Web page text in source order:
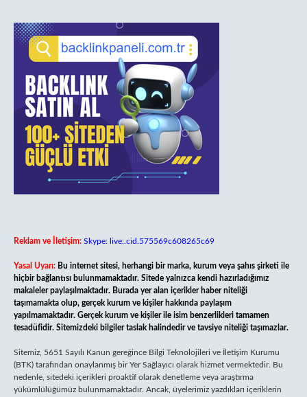
Reklam ve İletişim: Skype: live:.cid.575569c608265c69
Yasal Uyarı: Bu internet sitesi, herhangi bir marka, kurum veya şahıs şirketi ile
hiçbir bağlantısı bulunmamaktadır. Sitede yalnızca kendi hazırladığımız
makaleler paylaşılmaktadır. Burada yer alan içerikler haber niteliği
taşımamakta olup, gerçek kurum ve kişiler hakkında paylaşım
yapılmamaktadır. Gerçek kurum ve kişiler ile isim benzerlikleri tamamen
tesadüfidir. Sitemizdeki bilgiler taslak halindedir ve tavsiye niteliği taşımazlar.
Sitemiz, 5651 Sayılı Kanun gereğince Bilgi Teknolojileri ve İletişim Kurumu
(BTK) tarafından onaylanmış bir Yer Sağlayıcı olarak hizmet vermektedir. Bu
nedenle, sitedeki içerikleri proaktif olarak denetleme veya araştırma
yükümlülüğümüz bulunmamaktadır. Ancak, üyelerimiz yazdıkları içeriklerin